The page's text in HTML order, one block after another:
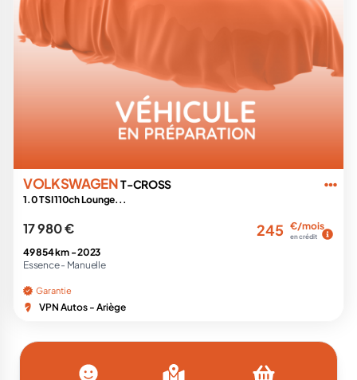
VOLKSWAGENT-CROSS
1.0 TSI 110ch Lounge...
17 980 € 245 €/mois
en crédit
49 854 km -2023
Essence - Manuelle
Garantie
VPN Autos - Ariège